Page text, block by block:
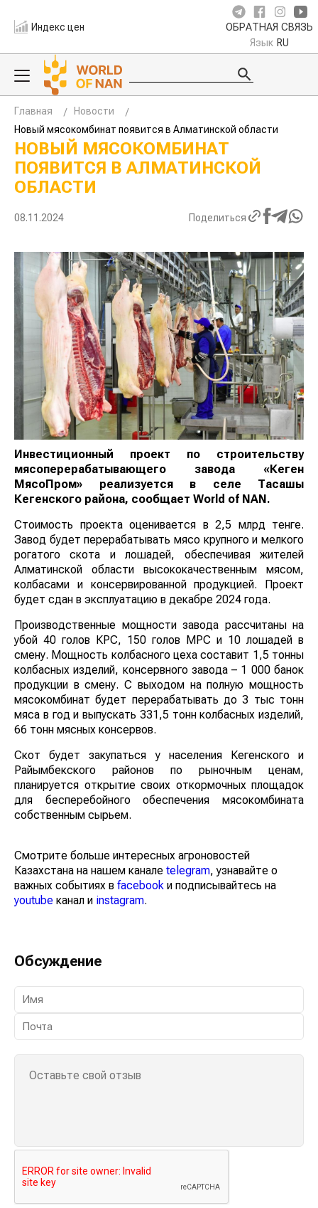
Индекс цен ОБРАТНАЯ СВЯЗЬ
Язык RU
Главная
Новости
Новый мясокомбинат появится в Алматинской области
НОВЫЙ МЯСОКОМБИНАТ
ПОЯВИТСЯ В АЛМАТИНСКОЙ
ОБЛАСТИ
08.11.2024 Поделиться
Инвестиционный проект по строительству
мясоперерабатывающего завода «Кеген
МясоПром» реализуется в селе Тасашы
Кегенского района, сообщаетWorld of NAN.
Стоимость проекта оценивается в 2,5 млрд тенге.
Завод будет перерабатывать мясо крупного и мелкого
рогатого скота и лошадей, обеспечивая жителей
Алматинской области высококачественным мясом,
колбасами и консервированной продукцией. Проект
будет сдан в эксплуатацию в декабре 2024 года.
Производственные мощности завода рассчитаны на
убой 40 голов КРС, 150 голов МРС и 10 лошадей в
смену. Мощность колбасного цеха составит 1,5 тонны
колбасных изделий, консервного завода – 1 000 банок
продукции в смену. С выходом на полную мощность
мясокомбинат будет перерабатывать до 3 тыс тонн
мяса в год и выпускать 331,5 тонн колбасных изделий,
66 тонн мясных консервов.
Скот будет закупаться у населения Кегенского и
Райымбекского районов по рыночным ценам,
планируется открытие своих откормочных площадок
для бесперебойного обеспечения мясокомбината
собственным сырьем.
Смотрите больше интересных агроновостей
Казахстана на нашем каналеtelegram , узнавайте о
важных событиях вfacebook и подписывайтесь на
youtube канал иinstagram
Обсуждение